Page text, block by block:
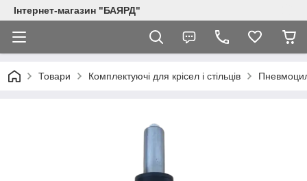
Інтернет-магазин "БАЯРД"
Товари Комплектуючі для крісел і стільців